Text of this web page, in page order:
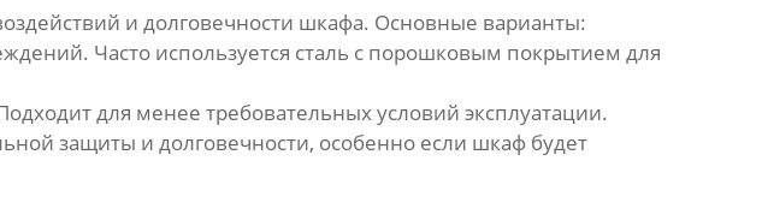
и долговечности шкафа. Основные варианты:
Часто используется сталь с порошковым покрытием для
для менее требовательных условий эксплуатации.
защиты и долговечности, особенно если шкаф будет